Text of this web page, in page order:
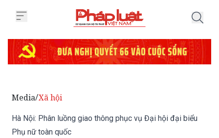
Hà Nội: Phân luồng giao thông phục vụ Đại hội đại biểu